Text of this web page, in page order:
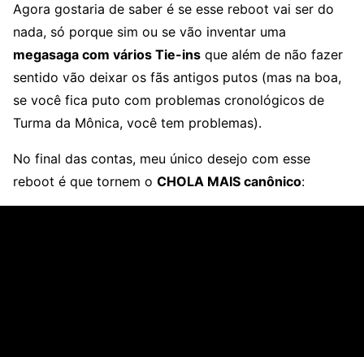
Agora gostaria de saber é se esse reboot vai ser do
nada, só porque sim ou se vão inventar uma
megasaga com vários Tie-ins que além de não fazer
sentido vão deixar os fãs antigos putos (mas na boa,
se você fica puto com problemas cronológicos de
Turma da Mônica, você tem problemas).
No final das contas, meu único desejo com esse
reboot é que tornem o CHOLA MAIS canônico: